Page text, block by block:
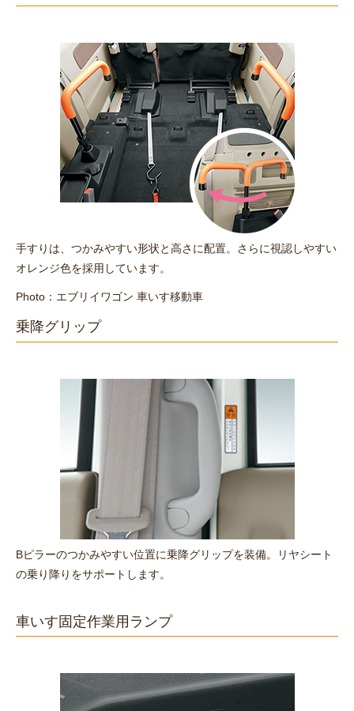
手すりは、つかみやすい形状と高さに配置。さらに視認しやすい
オレンジ色を採用しています。
Photo：エブリイワゴン 車いす移動車
乗降グリップ
Bピラーのつかみやすい位置に乗降グリップを装備。リヤシート
の乗り降りをサポートします。
車いす固定作業用ランプ